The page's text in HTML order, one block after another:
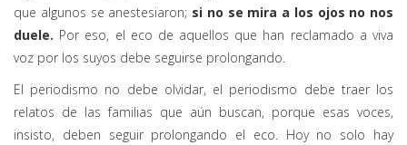
que algunos se anestesiaron; si no se mira a los ojos no nos
duele. Por eso, el eco de aquellos que han reclamado a viva
voz por los suyos debe seguirse prolongando.
El periodismo no debe olvidar, el periodismo debe traer los
relatos de las familias que aún buscan, porque esas voces,
insisto, deben seguir prolongando el eco. Hoy no solo hay